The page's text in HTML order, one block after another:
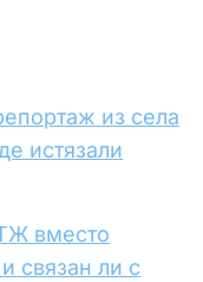
из села
истязали
вместо
связан ли с